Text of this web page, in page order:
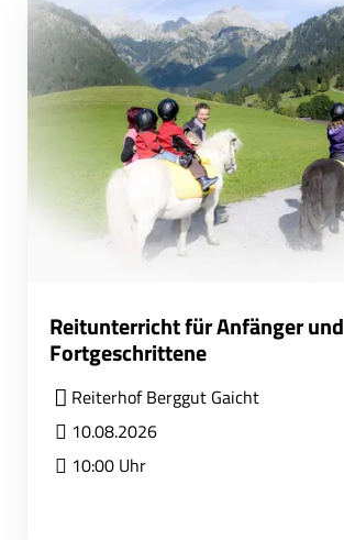
Reitunterricht für Anfänger und
Fortgeschrittene
Reiterhof Berggut Gaicht
10.08.2026
10:00 Uhr